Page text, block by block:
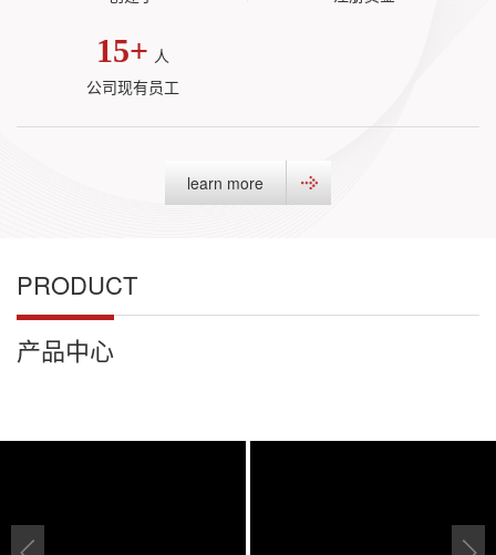
15+ 人
公司现有员工
learn more
PRODUCT
产品中心